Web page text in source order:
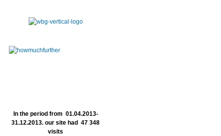
In the period from 01.04.2013-
31.12.2013. our site had 47 348
visits